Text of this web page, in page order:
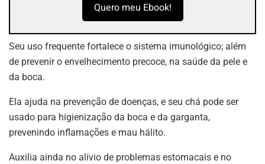
Quero meu Ebook!
Seu uso frequente fortalece o sistema imunológico; além
de prevenir o envelhecimento precoce, na saúde da pele e
da boca.
Ela ajuda na prevenção de doenças, e seu chá pode ser
usado para higienização da boca e da garganta,
prevenindo inflamações e mau hálito.
Auxilia ainda no alívio de problemas estomacais e no